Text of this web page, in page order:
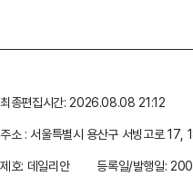
최종편집시간: 2026.08.08 21:12
주소 : 서울특별시 용산구 서빙고로 17,
제호: 데일리안
등록일/발행일: